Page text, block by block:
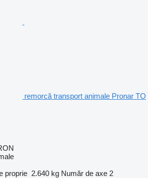
remorcă transport animale Pronar TO
proprie 2.640 kg Număr de axe 2